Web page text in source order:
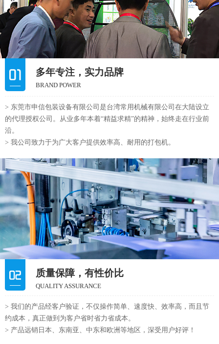
多年专注，实力品牌
BRAND POWER
> 东莞市申信包装设备有限公司是台湾常用机械有限公司在大陆设立
的代理授权公司。从业多年本着“精益求精”的精神，始终走在行业前
沿。
> 我公司致力于为广大客户提供效率高、耐用的打包机。
质量保障，有性价比
QUALITY ASSURANCE
> 我们的产品经客户验证，不仅操作简单、速度快、效率高，而且节
约成本，真正做到为客户省时省力省成本。
> 产品远销日本、东南亚、中东和欧洲等地区，深受用户好评！